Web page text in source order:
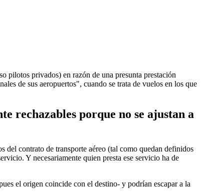
privados) en razón de una presunta prestación
de sus aeropuertos", cuando se trata de vuelos en los que
rechazables porque no se ajustan a
del contrato de transporte aéreo (tal como quedan definidos
Y necesariamente quien presta ese servicio ha de
el origen coincide con el destino- y podrían escapar a la